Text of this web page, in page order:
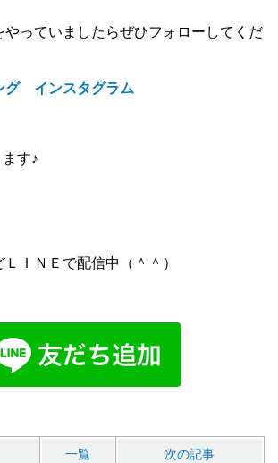
やっていましたらぜひフォローしてくだ
グ インスタグラム
す♪
ＩＮＥで配信中（＾＾）
一覧 次の記事